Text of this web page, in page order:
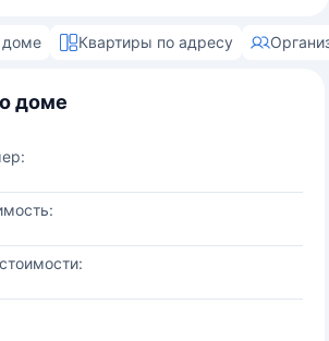
Квартиры по адресу
доме